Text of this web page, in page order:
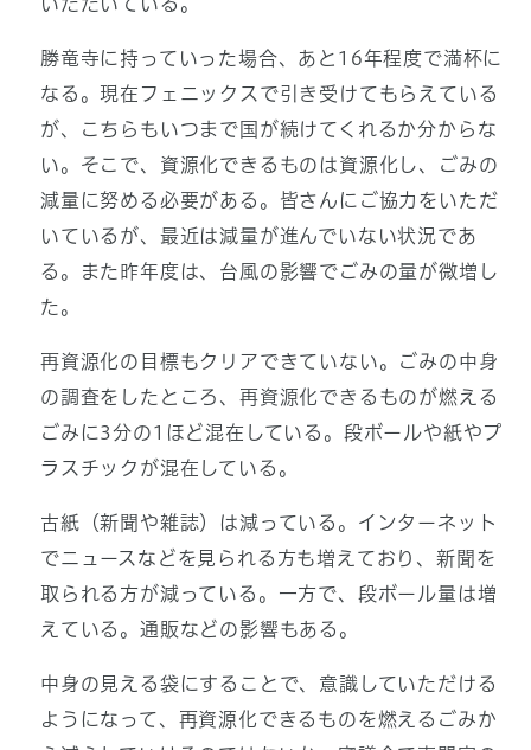
勝竜寺に持っていった場合、あと16年程度で満杯に
なる。現在フェニックスで引き受けてもらえている
が、こちらもいつまで国が続けてくれるか分からな
い。そこで、資源化できるものは資源化し、ごみの
減量に努める必要がある。皆さんにご協力をいただ
いているが、最近は減量が進んでいない状況であ
る。また昨年度は、台風の影響でごみの量が微増し
た。
再資源化の目標もクリアできていない。ごみの中身
の調査をしたところ、再資源化できるものが燃える
ごみに3分の1ほど混在している。段ボールや紙やプ
ラスチックが混在している。
古紙（新聞や雑誌）は減っている。インターネット
でニュースなどを見られる方も増えており、新聞を
取られる方が減っている。一方で、段ボール量は増
えている。通販などの影響もある。
中身の見える袋にすることで、意識していただける
ようになって、再資源化できるものを燃えるごみか